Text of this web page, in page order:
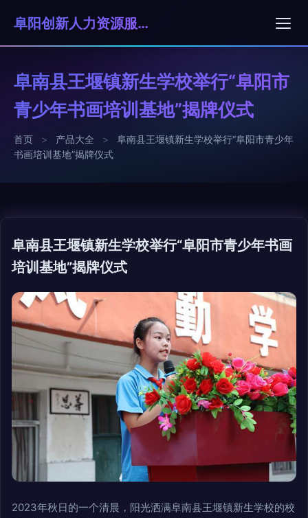
阜阳创新人力资源服务有限公司
阜南县王堰镇新生学校举行“阜阳市
青少年书画培训基地”揭牌仪式
首页 > 产品大全 >
阜南县王堰镇新生学校举行“阜阳市青少年
书画培训基地”揭牌仪式
阜南县王堰镇新生学校举行“阜阳市青少年书画
培训基地”揭牌仪式
2023年秋日的一个清晨，阳光洒满阜南县王堰镇新生学校的校